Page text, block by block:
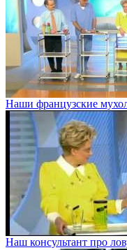
Наши французские
Наш консультант про